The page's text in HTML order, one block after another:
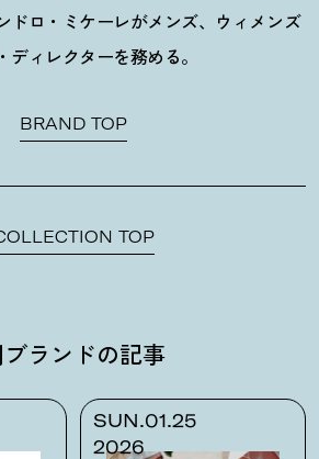
ドロ・ミケーレがメンズ、ウィメンズ
ィレクターを務める。
BRAND TOP
TOP
ブランドの記事
SUN.01.25
2026